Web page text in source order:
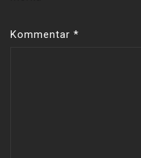
Kommentar *